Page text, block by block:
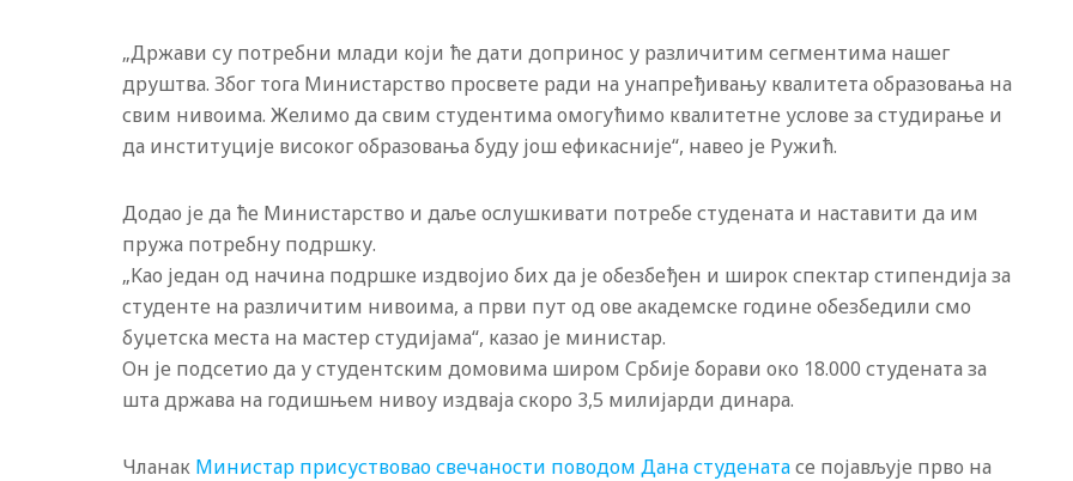
„Држави су потребни млади који ће дати допринос у различитим сегментима нашег
друштва. Због тога Министарство просвете ради на унапређивању квалитета образовања на
свим нивоима. Желимо да свим студентима омогућимо квалитетне услове за студирање и
да институције високог образовања буду још ефикасније“, навео је Ружић.
Додао је да ће Министарство и даље ослушкивати потребе студената и наставити да им
пружа потребну подршку.
„Kао један од начина подршке издвојио бих да је обезбеђен и широк спектар стипендија за
студенте на различитим нивоима, а први пут од ове академске године обезбедили смо
буџетска места на мастер студијама“, казао је министар.
Он је подсетио да у студентским домовима широм Србије борави око 18.000 студената за
шта држава на годишњем нивоу издваја скоро 3,5 милијарди динара.
Чланак Министар присуствовао свечаности поводом Дана студенатасе појављује прво на